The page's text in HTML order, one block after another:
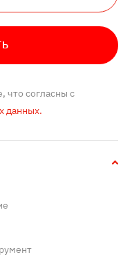
что согласны с
данных.